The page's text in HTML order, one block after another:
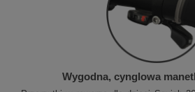
Wygodna, cynglowa